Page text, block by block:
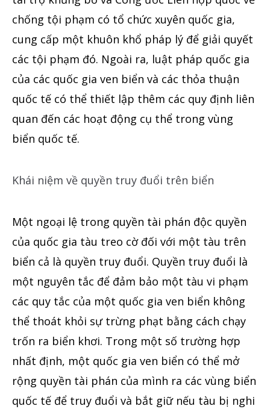
chống tội phạm có tổ chức xuyên quốc gia,
cung cấp một khuôn khổ pháp lý để giải quyết
các tội phạm đó. Ngoài ra, luật pháp quốc gia
của các quốc gia ven biển và các thỏa thuận
quốc tế có thể thiết lập thêm các quy định liên
quan đến các hoạt động cụ thể trong vùng
biển quốc tế.
Khái niệm về quyền truy đuổi trên biển
Một ngoại lệ trong quyền tài phán độc quyền
của quốc gia tàu treo cờ đối với một tàu trên
biển cả là quyền truy đuổi. Quyền truy đuổi là
một nguyên tắc để đảm bảo một tàu vi phạm
các quy tắc của một quốc gia ven biển không
thể thoát khỏi sự trừng phạt bằng cách chạy
trốn ra biển khơi. Trong một số trường hợp
nhất định, một quốc gia ven biển có thể mở
rộng quyền tài phán của mình ra các vùng biển
quốc tế để truy đuổi và bắt giữ nếu tàu bị nghi